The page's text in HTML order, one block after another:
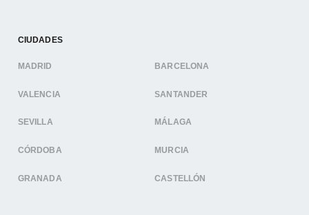
CIUDADES
MADRID BARCELONA
VALENCIA SANTANDER
SEVILLA MÁLAGA
CÓRDOBA MURCIA
GRANADA CASTELLÓN